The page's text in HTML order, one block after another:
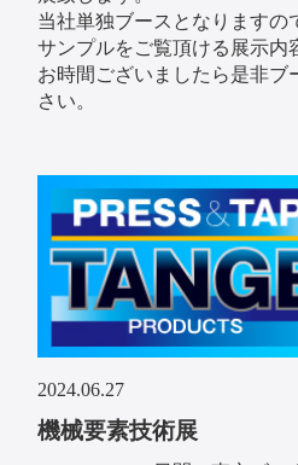
当社単独ブースとなりますの
サンプルをご覧頂ける展示内
お時間ございましたら是非ブ
さい。
2024.06.27
機械要素技術展